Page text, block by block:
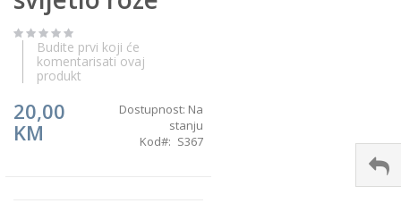
Budite prvi koji će
komentarisati ovaj
produkt
20,00
KM
Dostupnost: Na
stanju
Kod
S367
the
gallery